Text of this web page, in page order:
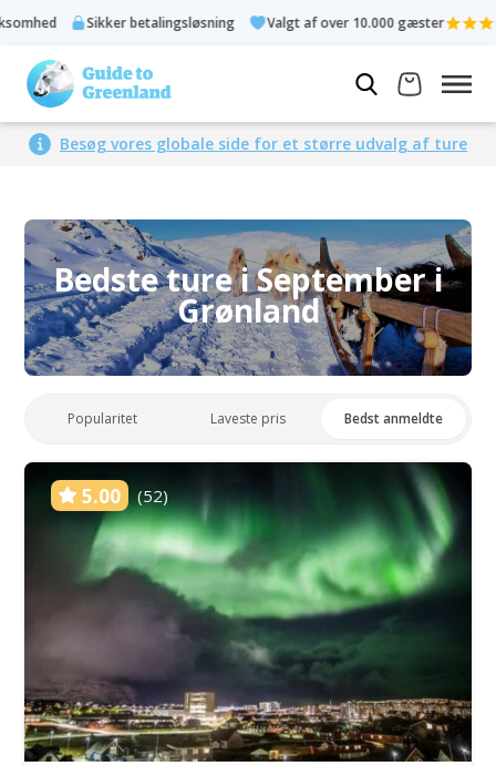
betalingsløsning Valgt af over 10.000 gæster Bedømt 4,3
Besøg vores globale side for et større udvalg af ture
Bedste ture i September i
Grønland
Popularitet Laveste pris Bedst anmeldte
5.00 (52)